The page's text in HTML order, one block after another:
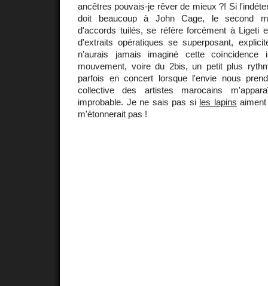
ancêtres pouvais-je rêver de mieux ?! Si
doit beaucoup à John Cage, le second
d'accords tuilés, se réfère forcément à Ligeti
d'extraits opératiques se superposant,
n'aurais jamais imaginé cette coïncidence
mouvement, voire du 2bis, un petit plus
parfois en concert lorsque l'envie nous
collective des artistes marocains
improbable. Je ne sais pas si les lapins
m'étonnerait pas !